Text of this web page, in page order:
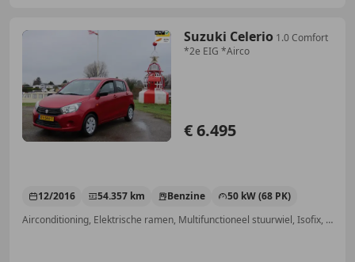
Suzuki Celerio 1.0 Comfort
*2e EIG *Airco
€ 6.495
12/2016 54.357 km Benzine
50 kW (68 PK)
Airconditioning, Elektrische ramen, Multifunctioneel stuurwiel, Isofix, Zij-airbags, MP3, LED dagrijverlichting, Met onderhoudshistorie